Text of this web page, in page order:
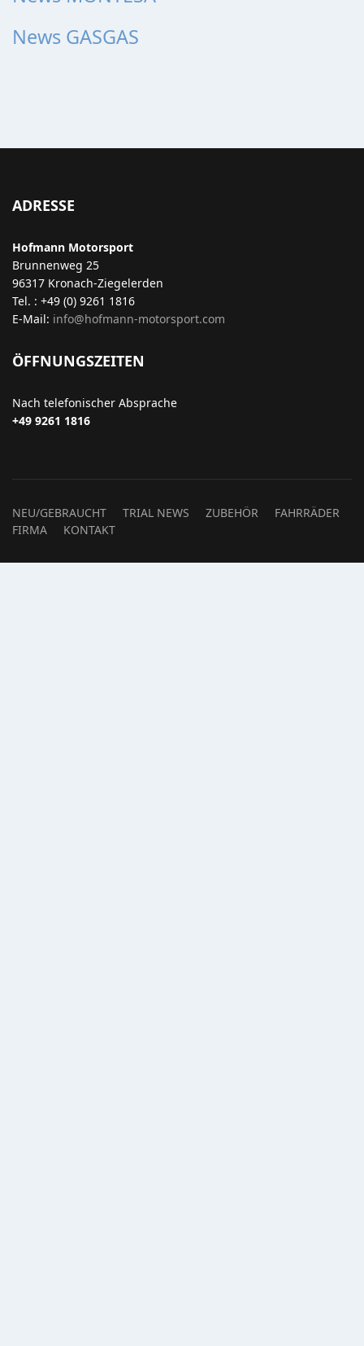
News GASGAS
ADRESSE
Hofmann Motorsport
Brunnenweg 25
96317 Kronach-Ziegelerden
Tel. : +49 (0) 9261 1816
E-Mail: info@hofmann-motorsport.com
ÖFFNUNGSZEITEN
Nach telefonischer Absprache
+49 9261 1816
NEU/GEBRAUCHT TRIAL NEWS ZUBEHÖR
FAHRRÄDER
FIRMA
KONTAKT